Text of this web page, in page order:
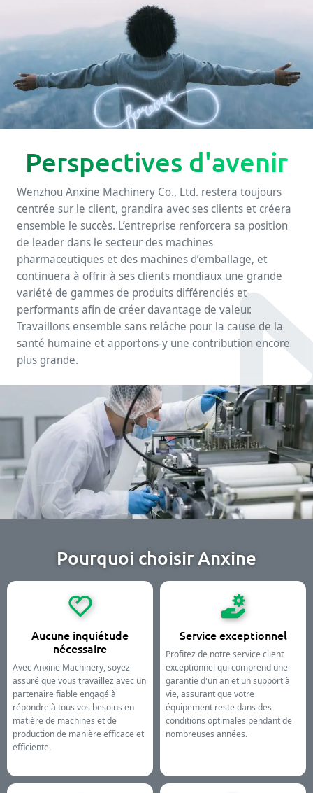
Perspectives d'avenir
Wenzhou Anxine Machinery Co., Ltd. restera toujours
centrée sur le client, grandira avec ses clients et créera
ensemble le succès. L’entreprise renforcera sa position
de leader dans le secteur des machines
pharmaceutiques et des machines d’emballage, et
continuera à offrir à ses clients mondiaux une grande
variété de gammes de produits différenciés et
performants afin de créer davantage de valeur.
Travaillons ensemble sans relâche pour la cause de la
santé humaine et apportons-y une contribution encore
plus grande.
Pourquoi choisir Anxine
Aucune inquiétude
nécessaire
Avec Anxine Machinery, soyez
assuré que vous travaillez avec un
partenaire fiable engagé à
répondre à tous vos besoins en
matière de machines et de
production de manière efficace et
efficiente.
Service exceptionnel
Profitez de notre service client
exceptionnel qui comprend une
garantie d'un an et un support à
vie, assurant que votre
équipement reste dans des
conditions optimales pendant de
nombreuses années.